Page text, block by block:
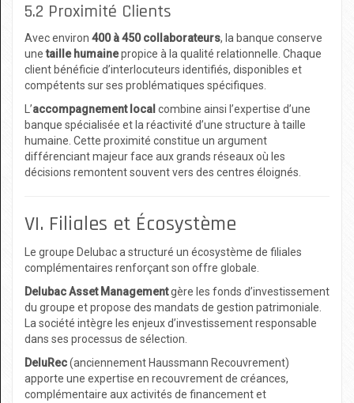
5.2 Proximité Clients
Avec environ 400 à 450 collaborateurs, la banque conserve
unetaille humainepropice à la qualité relationnelle. Chaque
client bénéficie d’interlocuteurs identifiés, disponibles et
compétents sur ses problématiques spécifiques.
L’accompagnement local combine ainsi l’expertise d’une
banque spécialisée et la réactivité d’une structure à taille
humaine. Cette proximité constitue un argument
différenciant majeur face aux grands réseaux où les
décisions remontent souvent vers des centres éloignés.
VI. Filiales et Écosystème
Le groupe Delubac a structuré un écosystème de filiales
complémentaires renforçant son offre globale.
Delubac Asset Managementgère les fonds d’investissement
du groupe et propose des mandats de gestion patrimoniale.
La société intègre les enjeux d’investissement responsable
dans ses processus de sélection.
DeluRec(anciennement Haussmann Recouvrement)
apporte une expertise en recouvrement de créances,
complémentaire aux activités de financement et